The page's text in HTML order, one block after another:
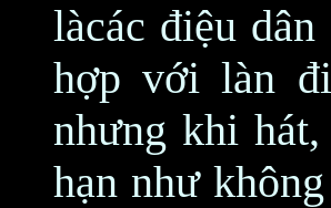
làcác điệu
hợp với làn
nhưng khi
hạn như